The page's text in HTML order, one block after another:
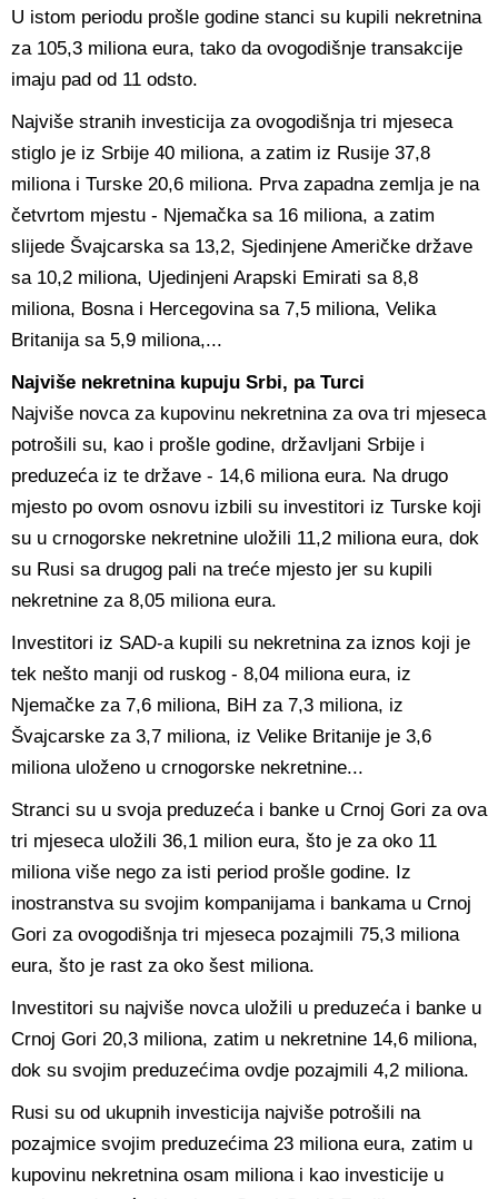
U istom periodu prošle godine stanci su kupili nekretnina
za 105,3 miliona eura, tako da ovogodišnje transakcije
imaju pad od 11 odsto.
Najviše stranih investicija za ovogodišnja tri mjeseca
stiglo je iz Srbije 40 miliona, a zatim iz Rusije 37,8
miliona i Turske 20,6 miliona. Prva zapadna zemlja je na
četvrtom mjestu - Njemačka sa 16 miliona, a zatim
slijede Švajcarska sa 13,2, Sjedinjene Američke države
sa 10,2 miliona, Ujedinjeni Arapski Emirati sa 8,8
miliona, Bosna i Hercegovina sa 7,5 miliona, Velika
Britanija sa 5,9 miliona,...
Najviše nekretnina kupuju Srbi, pa Turci
Najviše novca za kupovinu nekretnina za ova tri mjeseca
potrošili su, kao i prošle godine, državljani Srbije i
preduzeća iz te države - 14,6 miliona eura. Na drugo
mjesto po ovom osnovu izbili su investitori iz Turske koji
su u crnogorske nekretnine uložili 11,2 miliona eura, dok
su Rusi sa drugog pali na treće mjesto jer su kupili
nekretnine za 8,05 miliona eura.
Investitori iz SAD-a kupili su nekretnina za iznos koji je
tek nešto manji od ruskog - 8,04 miliona eura, iz
Njemačke za 7,6 miliona, BiH za 7,3 miliona, iz
Švajcarske za 3,7 miliona, iz Velike Britanije je 3,6
miliona uloženo u crnogorske nekretnine...
Stranci su u svoja preduzeća i banke u Crnoj Gori za ova
tri mjeseca uložili 36,1 milion eura, što je za oko 11
miliona više nego za isti period prošle godine. Iz
inostranstva su svojim kompanijama i bankama u Crnoj
Gori za ovogodišnja tri mjeseca pozajmili 75,3 miliona
eura, što je rast za oko šest miliona.
Investitori su najviše novca uložili u preduzeća i banke u
Crnoj Gori 20,3 miliona, zatim u nekretnine 14,6 miliona,
dok su svojim preduzećima ovdje pozajmili 4,2 miliona.
Rusi su od ukupnih investicija najviše potrošili na
pozajmice svojim preduzećima 23 miliona eura, zatim u
kupovinu nekretnina osam miliona i kao investicije u